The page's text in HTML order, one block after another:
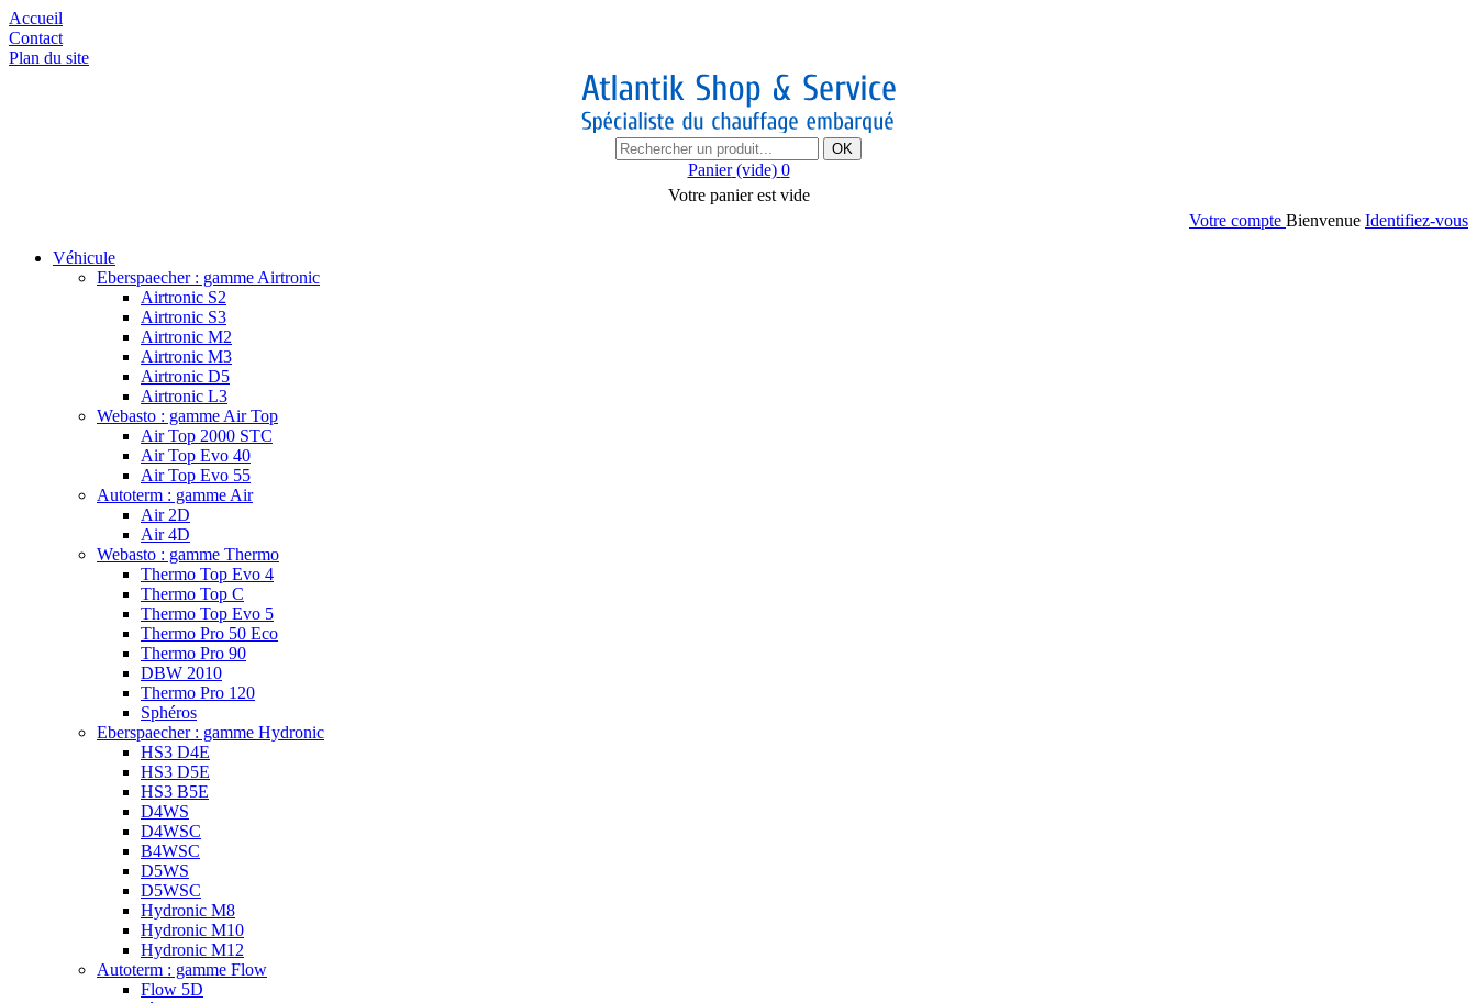
Accueil
Contact
Plan du site
OK
Panier (vide) 0
Votre panier est vide
Votre compte Bienvenue Identifiez-vous
Véhicule
Eberspaecher : gamme Airtronic
Airtronic S2
Airtronic S3
Airtronic M2
Airtronic M3
Airtronic D5
Airtronic L3
Webasto : gamme Air Top
Air Top 2000 STC
Air Top Evo 40
Air Top Evo 55
Autoterm : gamme Air
Air 2D
Air 4D
Webasto : gamme Thermo
Thermo Top Evo 4
Thermo Top C
Thermo Top Evo 5
Thermo Pro 50 Eco
Thermo Pro 90
DBW 2010
Thermo Pro 120
Sphéros
Eberspaecher : gamme Hydronic
HS3 D4E
HS3 D5E
HS3 B5E
D4WS
D4WSC
B4WSC
D5WS
D5WSC
Hydronic M8
Hydronic M10
Hydronic M12
Autoterm : gamme Flow
Flow 5D